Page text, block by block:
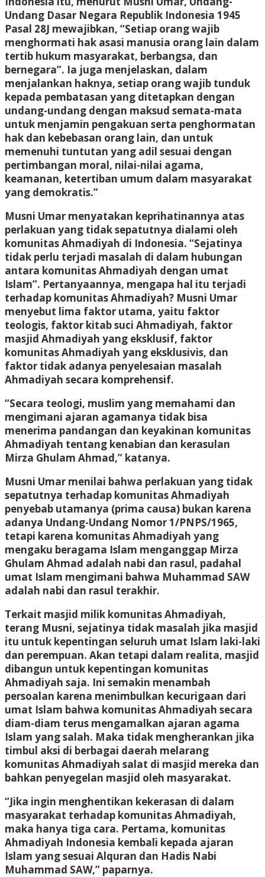
Undang Dasar Negara Republik Indonesia 1945
Pasal 28J mewajibkan, “Setiap orang wajib
menghormati hak asasi manusia orang lain dalam
tertib hukum masyarakat, berbangsa, dan
bernegara”. Ia juga menjelaskan, dalam
menjalankan haknya, setiap orang wajib tunduk
kepada pembatasan yang ditetapkan dengan
undang-undang dengan maksud semata-mata
untuk menjamin pengakuan serta penghormatan
hak dan kebebasan orang lain, dan untuk
memenuhi tuntutan yang adil sesuai dengan
pertimbangan moral, nilai-nilai agama,
keamanan, ketertiban umum dalam masyarakat
yang demokratis.”
Musni Umar menyatakan keprihatinannya atas
perlakuan yang tidak sepatutnya dialami oleh
komunitas Ahmadiyah di Indonesia. “Sejatinya
tidak perlu terjadi masalah di dalam hubungan
antara komunitas Ahmadiyah dengan umat
Islam”. Pertanyaannya, mengapa hal itu terjadi
terhadap komunitas Ahmadiyah? Musni Umar
menyebut lima faktor utama, yaitu faktor
teologis, faktor kitab suci Ahmadiyah, faktor
masjid Ahmadiyah yang eksklusif, faktor
komunitas Ahmadiyah yang eksklusivis, dan
faktor tidak adanya penyelesaian masalah
Ahmadiyah secara komprehensif.
“Secara teologi, muslim yang memahami dan
mengimani ajaran agamanya tidak bisa
menerima pandangan dan keyakinan komunitas
Ahmadiyah tentang kenabian dan kerasulan
Mirza Ghulam Ahmad,” katanya.
Musni Umar menilai bahwa perlakuan yang tidak
sepatutnya terhadap komunitas Ahmadiyah
penyebab utamanya (prima causa) bukan karena
adanya Undang-Undang Nomor 1/PNPS/1965,
tetapi karena komunitas Ahmadiyah yang
mengaku beragama Islam menganggap Mirza
Ghulam Ahmad adalah nabi dan rasul, padahal
umat Islam mengimani bahwa Muhammad SAW
adalah nabi dan rasul terakhir.
Terkait masjid milik komunitas Ahmadiyah,
terang Musni, sejatinya tidak masalah jika masjid
itu untuk kepentingan seluruh umat Islam laki-laki
dan perempuan. Akan tetapi dalam realita, masjid
dibangun untuk kepentingan komunitas
Ahmadiyah saja. Ini semakin menambah
persoalan karena menimbulkan kecurigaan dari
umat Islam bahwa komunitas Ahmadiyah secara
diam-diam terus mengamalkan ajaran agama
Islam yang salah. Maka tidak mengherankan jika
timbul aksi di berbagai daerah melarang
komunitas Ahmadiyah salat di masjid mereka dan
bahkan penyegelan masjid oleh masyarakat.
“Jika ingin menghentikan kekerasan di dalam
masyarakat terhadap komunitas Ahmadiyah,
maka hanya tiga cara. Pertama, komunitas
Ahmadiyah Indonesia kembali kepada ajaran
Islam yang sesuai Alquran dan Hadis Nabi
Muhammad SAW,” paparnya.